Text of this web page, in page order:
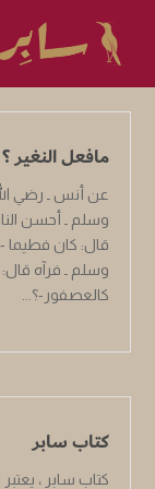
مافعل النغير ؟
عن أنس ـ رضي
وسلم ـ أحسن
قال: كان فطيما -
وسلم ـ فرآه قال:
كالعصفور-؟...
كتاب سابر
كتاب سابر ،